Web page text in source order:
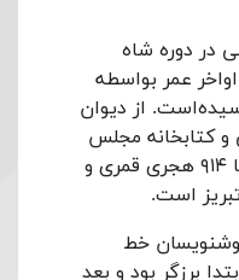
در دوره شاه
عمر بواسطه
از دیوان
و کتابخانه مجلس
موجود است. تاریخ وفاتش۹۱۳ یا ۹۱۴ هجری قمری و
است.
خط
برزگر بود و بعد